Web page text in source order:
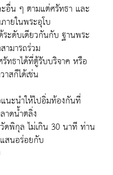
อื่น ๆ ตามแต่ศรัทธา และ
ยในพระอุโบ
ะดับเดียวกันกับ ฐานพระ
ามารถร่วม
ทธาได้ที่ตู้รับบริจาค หรือ
าสก็ได้เช่น
ะนำให้ไปอิ่มท้องกันที่
าดน้ำตลิ่ง
ดพิกุล ไม่เกิน 30 นาที ท่าน
สนอร่อยกับ